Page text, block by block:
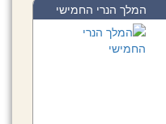
המלך הנרי החמישי